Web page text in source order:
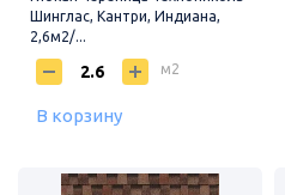
Шинглас, Кантри, Индиана,
2,6м2/...
м2
В корзину